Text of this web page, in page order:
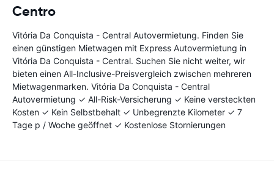
Centro
Vitória Da Conquista - Central Autovermietung. Finden Sie
einen günstigen Mietwagen mit Express Autovermietung in
Vitória Da Conquista - Central. Suchen Sie nicht weiter, wir
bieten einen All-Inclusive-Preisvergleich zwischen mehreren
Mietwagenmarken. Vitória Da Conquista - Central
Autovermietung ✓ All-Risk-Versicherung ✓ Keine versteckten
Kosten ✓ Kein Selbstbehalt ✓ Unbegrenzte Kilometer ✓ 7
Tage p / Woche geöffnet ✓ Kostenlose Stornierungen